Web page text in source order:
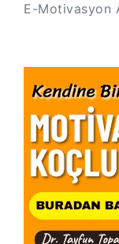
E-Motivasyon